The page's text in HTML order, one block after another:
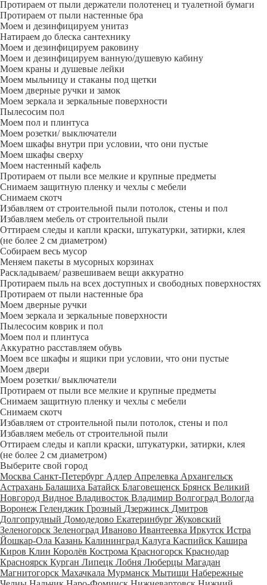
Протираем от пыли держатели полотенец и туалетной бумаги
Протираем от пыли настенные бра
Моем и дезинфицируем унитаз
Натираем до блеска сантехнику
Моем и дезинфицируем раковину
Моем и дезинфицируем ванную/душевую кабину
Моем краны и душевые лейки
Моем мыльницу и стаканы под щетки
Моем дверные ручки и замок
Моем зеркала и зеркальные поверхности
Пылесосим пол
Моем пол и плинтуса
Моем розетки/ выключатели
Моем шкафы внутри при условии, что они пустые
Моем шкафы сверху
Моем настенный кафель
Протираем от пыли все мелкие и крупные предметы
Снимаем защитную пленку и чехлы с мебели
Снимаем скотч
Избавляем от строительной пыли потолок, стены и пол
Избавляем мебель от строительной пыли
Оттираем следы и капли краски, штукатурки, затирки, клея
(не более 2 см диаметром)
Собираем весь мусор
Меняем пакеты в мусорных корзинах
Раскладываем/ развешиваем вещи аккуратно
Протираем пыль на всех доступных и свободных поверхностях
Протираем от пыли настенные бра
Моем дверные ручки
Моем зеркала и зеркальные поверхности
Пылесосим коврик и пол
Моем пол и плинтуса
Аккуратно расставляем обувь
Моем все шкафы и ящики при условии, что они пустые
Моем двери
Моем розетки/ выключатели
Протираем от пыли все мелкие и крупные предметы
Снимаем защитную пленку и чехлы с мебели
Снимаем скотч
Избавляем от строительной пыли потолок, стены и пол
Избавляем мебель от строительной пыли
Оттираем следы и капли краски, штукатурки, затирки, клея
(не более 2 см диаметром)
Выберите свой город
Москва Санкт-Петербург Адлер Апрелевка Архангельск
Астрахань Балашиха Батайск Благовещенск Брянск Великий
Новгород Видное Владивосток Владимир Волгоград Вологда
Воронеж Геленджик Грозный Дзержинск Дмитров
Долгопрудный Домодедово Екатеринбург Жуковский
Зеленогорск Зеленоград Иваново Ивантеевка Иркутск Истра
Йошкар-Ола Казань Калининград Калуга Каспийск Кашира
Киров Клин Королёв Кострома Красногорск Краснодар
Красноярск Курган Липецк Лобня Люберцы Магадан
Магнитогорск Махачкала Мурманск Мытищи Набережные